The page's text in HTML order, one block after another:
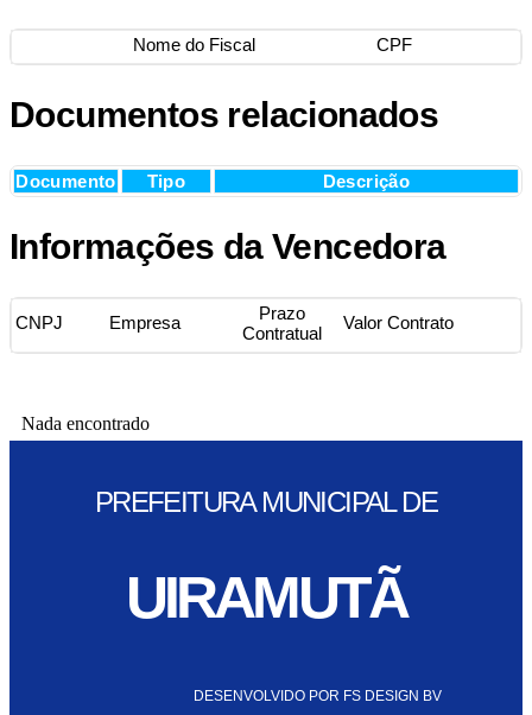
Nome do Fiscal CPF
Documentos relacionados
Documento Tipo Descrição
Informações da Vencedora
CNPJ Empresa
Prazo
Contratual
Valor Contrato
Nada encontrado
PREFEITURA MUNICIPAL DE
UIRAMUTÃ
DESENVOLVIDO POR FS DESIGN BV